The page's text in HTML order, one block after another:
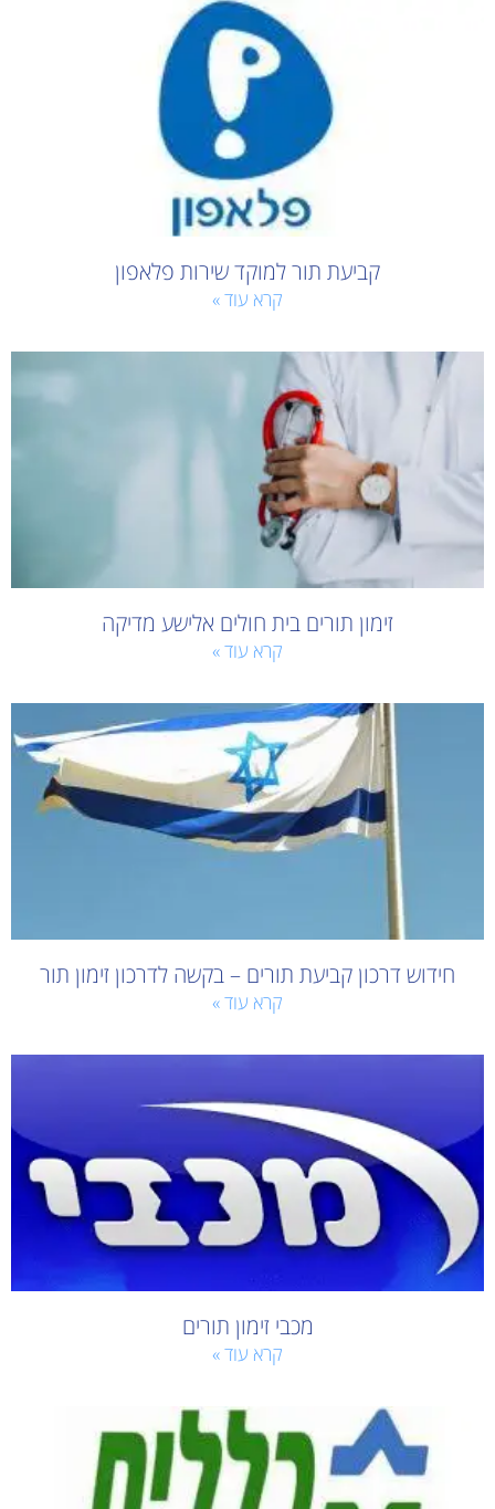
קביעת תור למוקד שירות פלאפון
קרא עוד »
זימון תורים בית חולים אלישע מדיקה
קרא עוד »
חידוש דרכון קביעת תורים – בקשה לדרכון זימון תור
קרא עוד »
מכבי זימון תורים
קרא עוד »